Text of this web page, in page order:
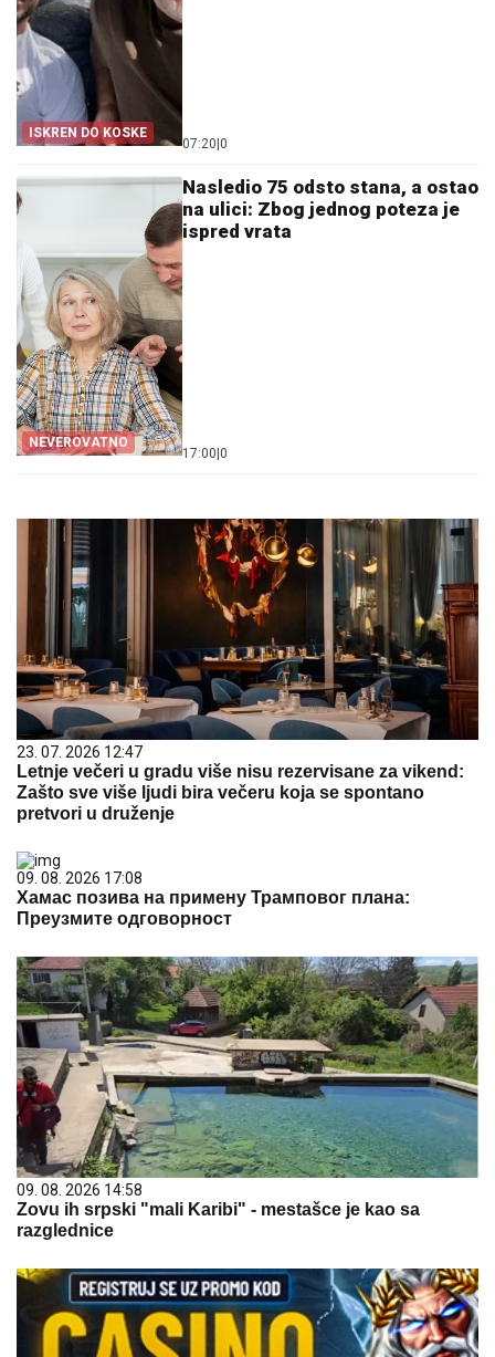
ISKREN DO KOSKE
07:20|0
NEVEROVATNO
Nasledio 75 odsto stana, a ostao
na ulici: Zbog jednog poteza je
ispred vrata
17:00|0
23. 07. 2026 12:47
Letnje večeri u gradu više nisu rezervisane za vikend:
Zašto sve više ljudi bira večeru koja se spontano
pretvori u druženje
09. 08. 2026 17:08
Хамас позива на примену Трамповог плана:
Преузмите одговорност
09. 08. 2026 14:58
Zovu ih srpski "mali Karibi" - mestašce je kao sa
razglednice